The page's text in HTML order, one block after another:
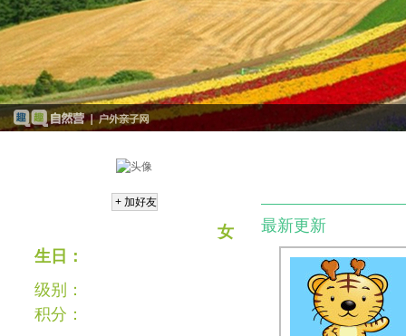
女
生日：
级别：
积分：
最新更新